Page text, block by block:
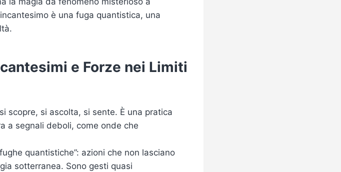
è una fuga quantistica, una
e Forze nei Limiti
scopre, si ascolta, si sente. È una pratica
a segnali deboli, come onde che
quantistiche”: azioni che non lasciano
sotterranea. Sono gesti quasi